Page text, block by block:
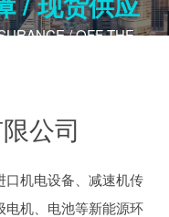
/ OFF-THE-
公司
口机电设备、减速机传
电机、电池等新能源环